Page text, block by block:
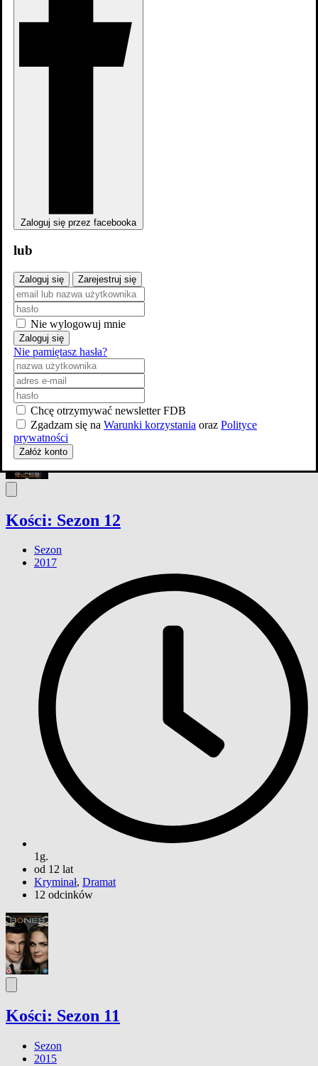
zobacz wszystkie
Kości: Sezon 12
Sezon
2017
1g.
od 12 lat
Kryminał, Dramat
12 odcinków
Kości: Sezon 11
Sezon
2015
Zaloguj się przez facebooka
lub
Zaloguj się Zarejestruj się
Nie wylogowuj mnie
Zaloguj się
Nie pamiętasz hasła?
Chcę otrzymywać newsletter FDB
Zgadzam się na Warunki korzystania oraz Polityce
prywatności
Załóż konto